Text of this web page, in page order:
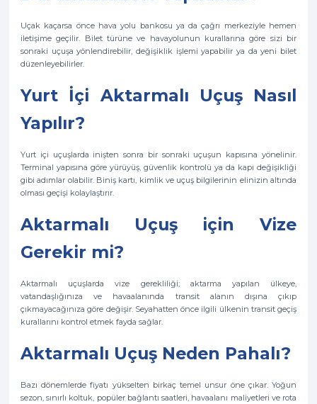
Uçak kaçarsa önce hava yolu bankosu ya da çağrı merkeziyle hemen
iletişime geçilir. Bilet türüne ve havayolunun kurallarına göre sizi bir
sonraki uçuşa yönlendirebilir, değişiklik işlemi yapabilir ya da yeni bilet
düzenleyebilirler.
Yurt İçi Aktarmalı Uçuş Nasıl
Yapılır?
Yurt içi uçuşlarda inişten sonra bir sonraki uçuşun kapısına yönelinir.
Terminal yapısına göre yürüyüş, güvenlik kontrolü ya da kapı değişikliği
gibi adımlar olabilir. Biniş kartı, kimlik ve uçuş bilgilerinin elinizin altında
olması geçişi kolaylaştırır.
Aktarmalı Uçuş için Vize
Gerekir mi?
Aktarmalı uçuşlarda vize gerekliliği; aktarma yapılan ülkeye,
vatandaşlığınıza ve havaalanında transit alanın dışına çıkıp
çıkmayacağınıza göre değişir. Seyahatten önce ilgili ülkenin transit geçiş
kurallarını kontrol etmek fayda sağlar.
Aktarmalı Uçuş Neden Pahalı?
Bazı dönemlerde fiyatı yükselten birkaç temel unsur öne çıkar. Yoğun
sezon, sınırlı koltuk, popüler bağlantı saatleri, havaalanı maliyetleri ve rota